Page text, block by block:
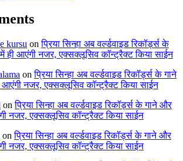
kursu onप्रिया सिन्हा अब वर्ल्डवाइड रिकॉर्ड्स के
ही आएंगी नजर, एक्सक्लूसिव कॉन्ट्रैक्ट किया साईन
onप्रिया सिन्हा अब वर्ल्डवाइड रिकॉर्ड्स के गाने
आएंगी नजर, एक्सक्लूसिव कॉन्ट्रैक्ट किया साईन
onप्रिया सिन्हा अब वर्ल्डवाइड रिकॉर्ड्स के गाने और
नजर, एक्सक्लूसिव कॉन्ट्रैक्ट किया साईन
onप्रिया सिन्हा अब वर्ल्डवाइड रिकॉर्ड्स के गाने और
नजर, एक्सक्लूसिव कॉन्ट्रैक्ट किया साईन